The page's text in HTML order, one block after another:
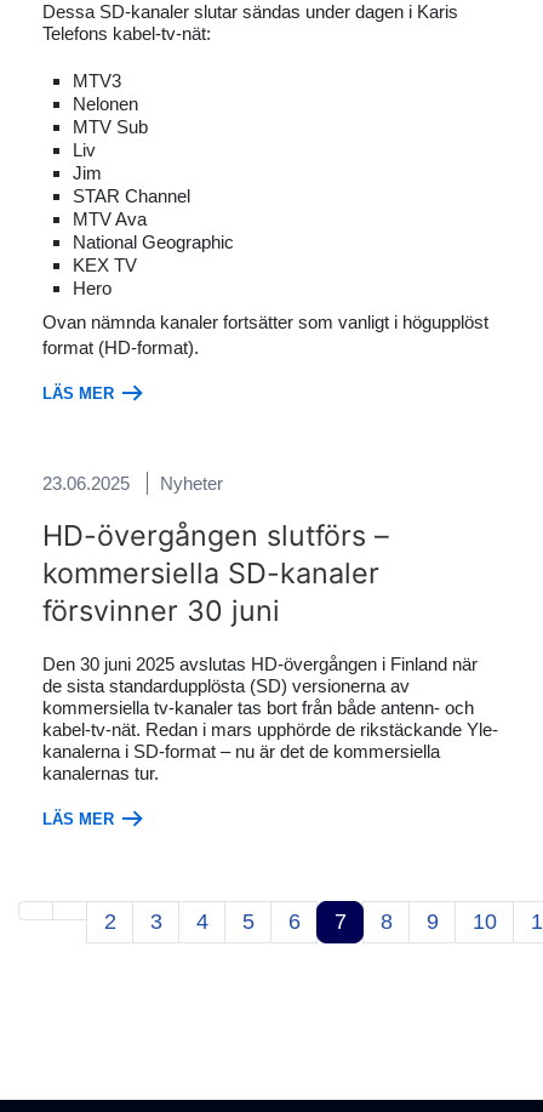
Dessa SD-kanaler slutar sändas under dagen i Karis
Telefons kabel-tv-nät:
MTV3
Nelonen
MTV Sub
Liv
Jim
STAR Channel
MTV Ava
National Geographic
KEX TV
Hero
Ovan nämnda kanaler fortsätter som vanligt i högupplöst
format (HD-format).
LÄS MER
23.06.2025 Nyheter
HD-övergången slutförs –
kommersiella SD-kanaler
försvinner 30 juni
Den 30 juni 2025 avslutas HD-övergången i Finland när
de sista standardupplösta (SD) versionerna av
kommersiella tv-kanaler tas bort från både antenn- och
kabel-tv-nät. Redan i mars upphörde de rikstäckande Yle-
kanalerna i SD-format – nu är det de kommersiella
kanalernas tur.
LÄS MER
2 3 4 5 6 7 8 9 10